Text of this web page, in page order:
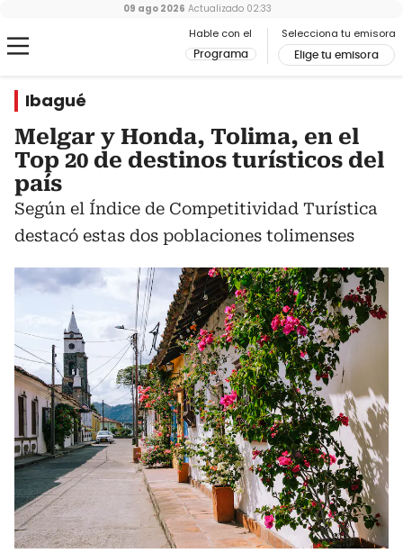
Hable con el
Programa
Selecciona tu emisora
Elige tu emisora
09 ago 2026 Actualizado 02:33
Ibagué
Melgar y Honda, Tolima, en el
Top 20 de destinos turísticos del
país
Según el Índice de Competitividad Turística
destacó estas dos poblaciones tolimenses